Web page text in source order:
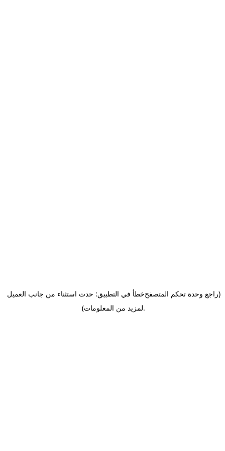
خطأ في التطبيق: حدث استثناء من جانب العميل(راجع وحدة تحكم المتصفح
لمزيد من المعلومات).